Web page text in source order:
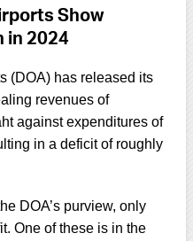
Show
in 2024
(DOA) has released its
revenues of
against expenditures of
in a deficit of roughly
DOA’s purview, only
One of these is in the